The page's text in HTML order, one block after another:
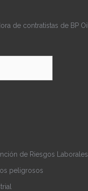
de contratistas de BP Oil.
de Riesgos Laborales
peligrosos